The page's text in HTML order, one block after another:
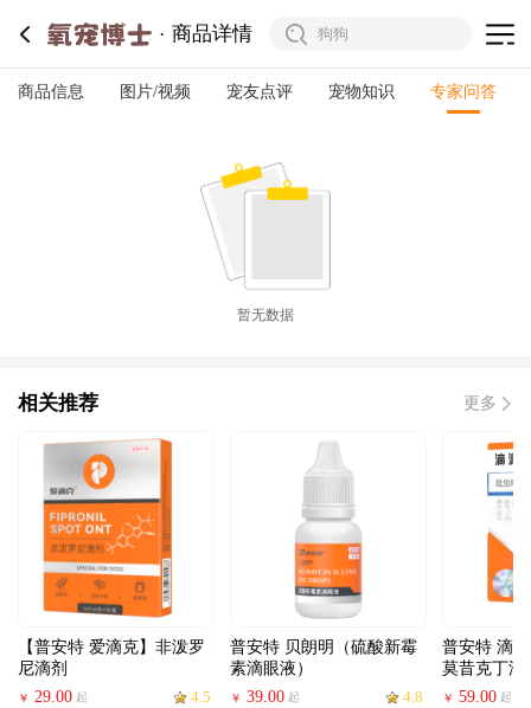
商品详情
商品信息 图片/视频 宠友点评 宠物知识 专家问答
暂无数据
相关推荐 更多
【普安特 爱滴克】非泼罗
尼滴剂
￥ 29.00 起 4.5
普安特 贝朗明（硫酸新霉
素滴眼液）
￥ 39.00 起 4.8
普安特 滴
莫昔克丁滴
￥ 59.00 起